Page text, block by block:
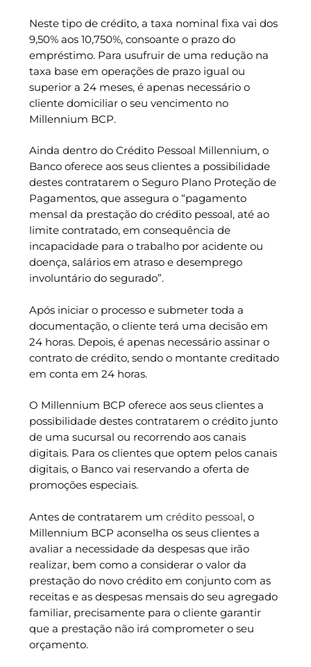
Neste tipo de crédito, a taxa nominal fixa vai dos
9,50% aos 10,750%, consoante o prazo do
empréstimo. Para usufruir de uma redução na
taxa base em operações de prazo igual ou
superior a 24 meses, é apenas necessário o
cliente domiciliar o seu vencimento no
Millennium BCP.
Ainda dentro do Crédito Pessoal Millennium, o
Banco oferece aos seus clientes a possibilidade
destes contratarem o Seguro Plano Proteção de
Pagamentos, que assegura o “pagamento
mensal da prestação do crédito pessoal, até ao
limite contratado, em consequência de
incapacidade para o trabalho por acidente ou
doença, salários em atraso e desemprego
involuntário do segurado”.
Após iniciar o processo e submeter toda a
documentação, o cliente terá uma decisão em
24 horas. Depois, é apenas necessário assinar o
contrato de crédito, sendo o montante creditado
em conta em 24 horas.
O Millennium BCP oferece aos seus clientes a
possibilidade destes contratarem o crédito junto
de uma sucursal ou recorrendo aos canais
digitais. Para os clientes que optem pelos canais
digitais, o Banco vai reservando a oferta de
promoções especiais.
Antes de contratarem um crédito pessoal, o
Millennium BCP aconselha os seus clientes a
avaliar a necessidade da despesas que irão
realizar, bem como a considerar o valor da
prestação do novo crédito em conjunto com as
receitas e as despesas mensais do seu agregado
familiar, precisamente para o cliente garantir
que a prestação não irá comprometer o seu
orçamento.